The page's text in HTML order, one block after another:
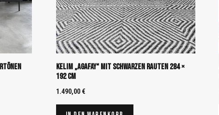
Kelim „Agafay“ mit schwarzen Rauten 284 ×
192 cm
1.490,00 €